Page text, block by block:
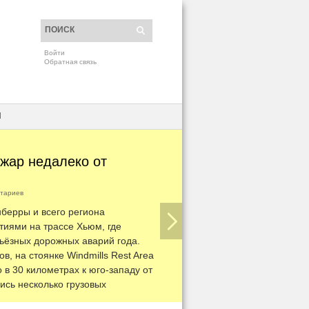
Войти
Обратная связь
недалеко от
и всего региона
на трассе Хьюм, где
дорожных аварий года.
на стоянке Windmills Rest Area
30 километрах к юго-западу от
несколько грузовых